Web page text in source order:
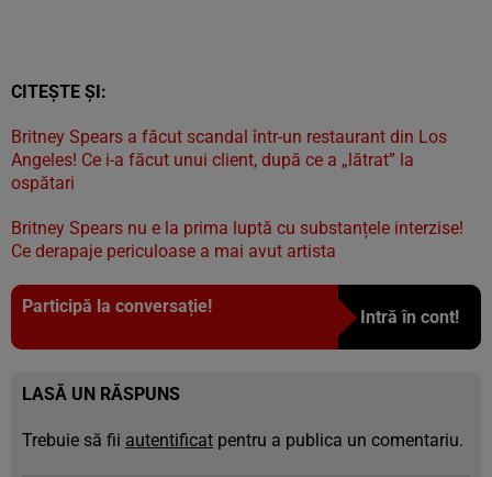
CITEȘTE ȘI:
Britney Spears a făcut scandal într-un restaurant din Los
Angeles! Ce i-a făcut unui client, după ce a „lătrat” la
ospătari
Britney Spears nu e la prima luptă cu substanțele interzise!
Ce derapaje periculoase a mai avut artista
Participă la conversație!
Intră în cont!
LASĂ UN RĂSPUNS
Trebuie să fii autentificat pentru a publica un comentariu.